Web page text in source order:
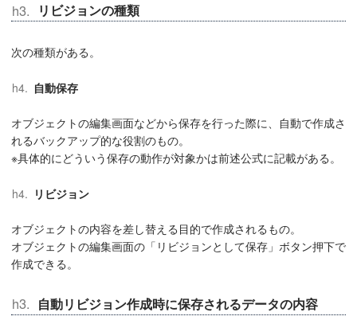
リビジョンの種類
次の種類がある。
自動保存
オブジェクトの編集画面などから保存を行った際に、自動で作成さ
れるバックアップ的な役割のもの。
※具体的にどういう保存の動作が対象かは前述公式に記載がある。
リビジョン
オブジェクトの内容を差し替える目的で作成されるもの。
オブジェクトの編集画面の「リビジョンとして保存」ボタン押下で
作成できる。
自動リビジョン作成時に保存されるデータの内容